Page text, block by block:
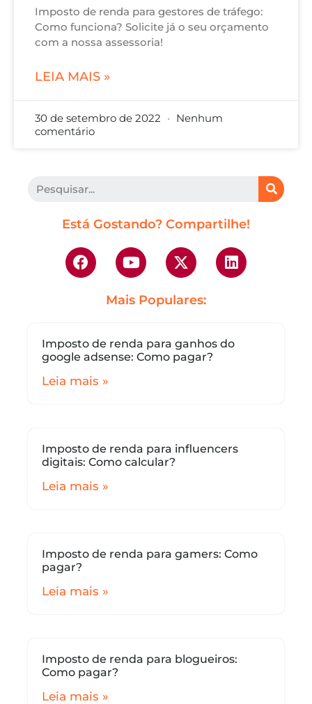
Imposto de renda para gestores de tráfego:
Como funciona? Solicite já o seu orçamento
com a nossa assessoria!
LEIA MAIS »
30 de setembro de 2022
Nenhum
comentário
Está Gostando? Compartilhe!
Mais Populares:
Imposto de renda para ganhos do
google adsense: Como pagar?
Leia mais »
Imposto de renda para influencers
digitais: Como calcular?
Leia mais »
Imposto de renda para gamers: Como
pagar?
Leia mais »
Imposto de renda para blogueiros:
Como pagar?
Leia mais »